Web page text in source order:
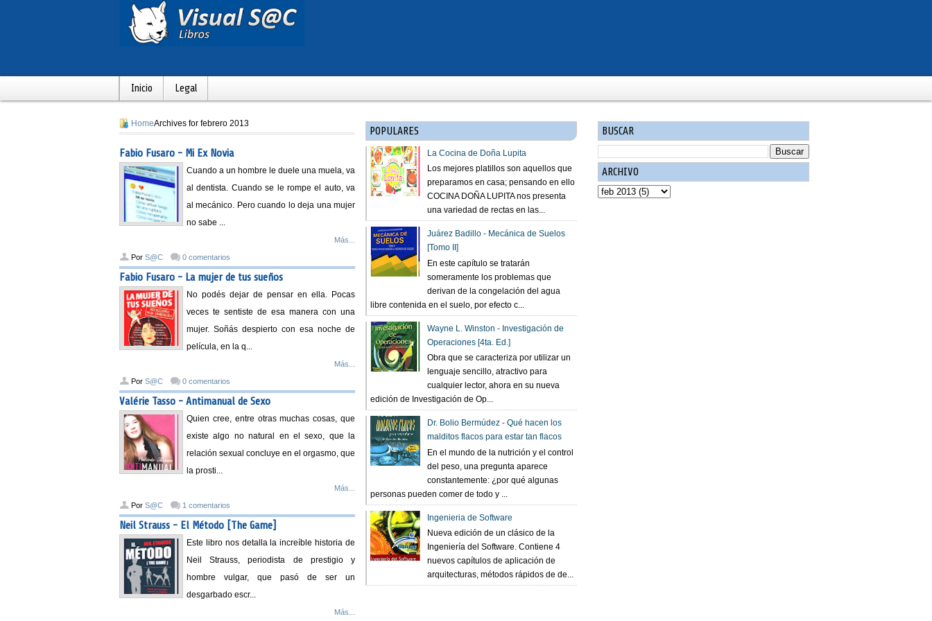
Inicio Legal
HomeArchives for febrero 2013
Fabio Fusaro - Mi Ex Novia
Cuando a un hombre le duele una muela, va
al dentista. Cuando se le rompe el auto, va
al mecánico. Pero cuando lo deja una mujer
no sabe ...
Más...
Por S@C 0 comentarios
Fabio Fusaro - La mujer de tus sueños
No podés dejar de pensar en ella. Pocas
veces te sentiste de esa manera con una
mujer. Soñás despierto con esa noche de
película, en la q...
Más...
Por S@C 0 comentarios
Valérie Tasso - Antimanual de Sexo
Quien cree, entre otras muchas cosas, que
existe algo no natural en el sexo, que la
relación sexual concluye en el orgasmo, que
la prosti...
Más...
Por S@C 1 comentarios
Neil Strauss - El Método [The Game]
Este libro nos detalla la increíble historia de
Neil Strauss, periodista de prestigio y
hombre vulgar, que pasó de ser un
desgarbado escr...
Más...
POPULARES
La Cocina de Doña Lupita
Los mejores platillos son aquellos que
preparamos en casa; pensando en ello
COCINA DOÑA LUPITA nos presenta
una variedad de rectas en las...
Juárez Badillo - Mecánica de Suelos
[Tomo II]
En este capítulo se tratarán
someramente los problemas que
derivan de la congelación del agua
libre contenida en el suelo, por efecto c...
Wayne L. Winston - Investigación de
Operaciones [4ta. Ed.]
Obra que se caracteriza por utilizar un
lenguaje sencillo, atractivo para
cualquier lector, ahora en su nueva
edición de Investigación de Op...
Dr. Bolio Bermúdez - Qué hacen los
malditos flacos para estar tan flacos
En el mundo de la nutrición y el control
del peso, una pregunta aparece
constantemente: ¿por qué algunas
personas pueden comer de todo y ...
Ingenieria de Software
Nueva edición de un clásico de la
Ingeniería del Software. Contiene 4
nuevos capítulos de aplicación de
arquitecturas, métodos rápidos de de...
BUSCAR
ARCHIVO